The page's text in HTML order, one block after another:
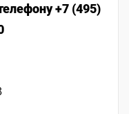
+7 (495)